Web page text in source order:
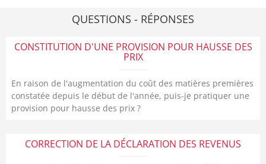
QUESTIONS - RÉPONSES
CONSTITUTION D'UNE PROVISION POUR HAUSSE DES
PRIX
En raison de l'augmentation du coût des matières premières
constatée depuis le début de l'année, puis-je pratiquer une
provision pour hausse des prix ?
CORRECTION DE LA DÉCLARATION DES REVENUS